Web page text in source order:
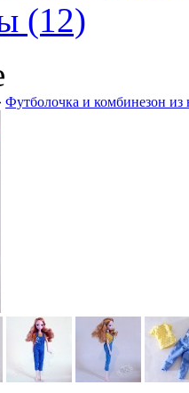
(12)
Футболочка и комбинезон